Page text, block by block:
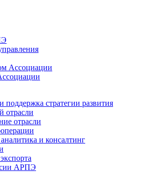
Ассоциации
поддержка стратегии развития
отрасли
отрасли
и консалтинг
АРПЭ